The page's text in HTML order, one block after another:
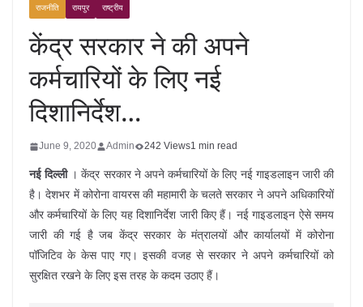
राजनीति रायपुर राष्ट्रीय
केंद्र सरकार ने की अपने
कर्मचारियों के लिए नई
दिशानिर्देश…
June 9, 2020 Admin 242 Views1 min read
नई दिल्ली। केंद्र सरकार ने अपने कर्मचारियों के लिए नई गाइडलाइन जारी की
है। देशभर में कोरोना वायरस की महामारी के चलते सरकार ने अपने अधिकारियों
और कर्मचारियों के लिए यह दिशानिर्देश जारी किए हैं। नई गाइडलाइन ऐसे समय
जारी की गई है जब केंद्र सरकार के मंत्रालयों और कार्यालयों में कोरोना
पॉजिटिव के केस पाए गए। इसकी वजह से सरकार ने अपने कर्मचारियों को
सुरक्षित रखने के लिए इस तरह के कदम उठाए हैं।